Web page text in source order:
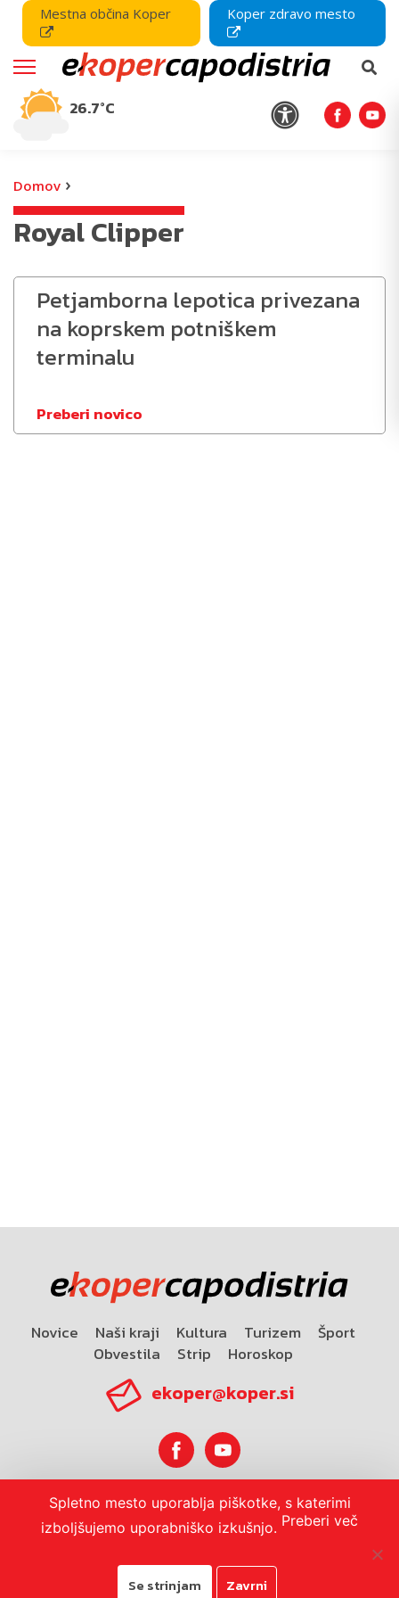
Mestna občina Koper Koper zdravo mesto
26.7°C
Domov ›
Royal Clipper
Petjamborna lepotica privezana
na koprskem potniškem
terminalu
Preberi novico
Novice Naši kraji Kultura Turizem
Šport
Obvestila
Strip Horoskop
ekoper@koper.si
Horoskop
Spletno mesto uporablja piškotke, s katerimi
izboljšujemo uporabniško izkušnjo. Preberi več
Se strinjam Zavrni